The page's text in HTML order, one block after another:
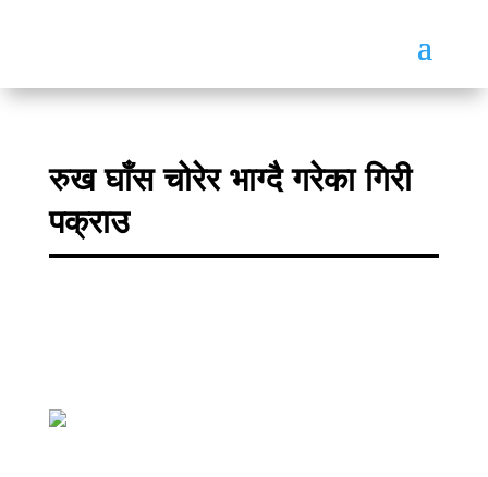
रुख घाँस चोरेर भाग्दै गरेका गिरी
पक्राउ